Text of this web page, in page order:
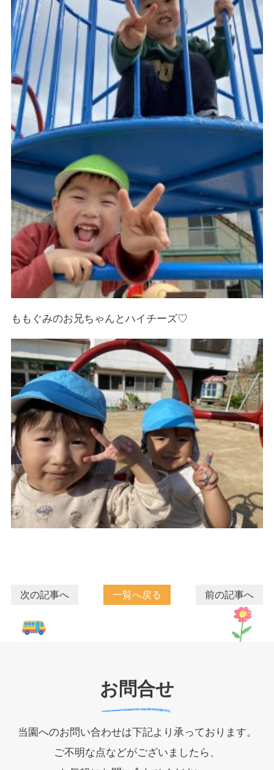
ももぐみのお兄ちゃんとハイチーズ♡
次の記事へ 一覧へ戻る 前の記事へ
お問合せ
当園へのお問い合わせは下記より承っております。
ご不明な点などがございましたら、